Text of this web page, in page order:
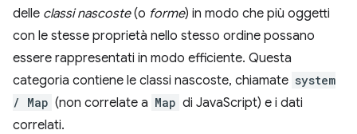
delle classi nascoste(o forme) in modo che più oggetti
con le stesse proprietà nello stesso ordine possano
essere rappresentati in modo efficiente. Questa
categoria contiene le classi nascoste, chiamate system
/ Map (non correlate a Map di JavaScript) e i dati
correlati.